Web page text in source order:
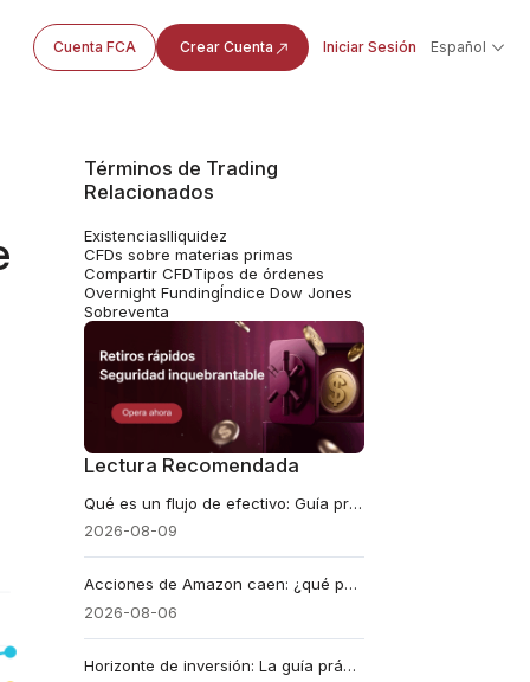
Cuenta FCA Crear Cuenta Iniciar Sesión Español
Términos de Trading
Relacionados
ExistenciasIliquidez
CFDs sobre materias primas
Compartir CFDTipos de órdenes
Overnight FundingÍndice Dow Jones
Sobreventa
Lectura Recomendada
Qué es un flujo de efectivo: Guía práctica para entenderlo y manejarlo bien
2026-08-09
Acciones de Amazon caen: ¿qué pasa con el gigante en bolsa?
2026-08-06
Horizonte de inversión: La guía práctica para poner a trabajar tu dinero en América Latina